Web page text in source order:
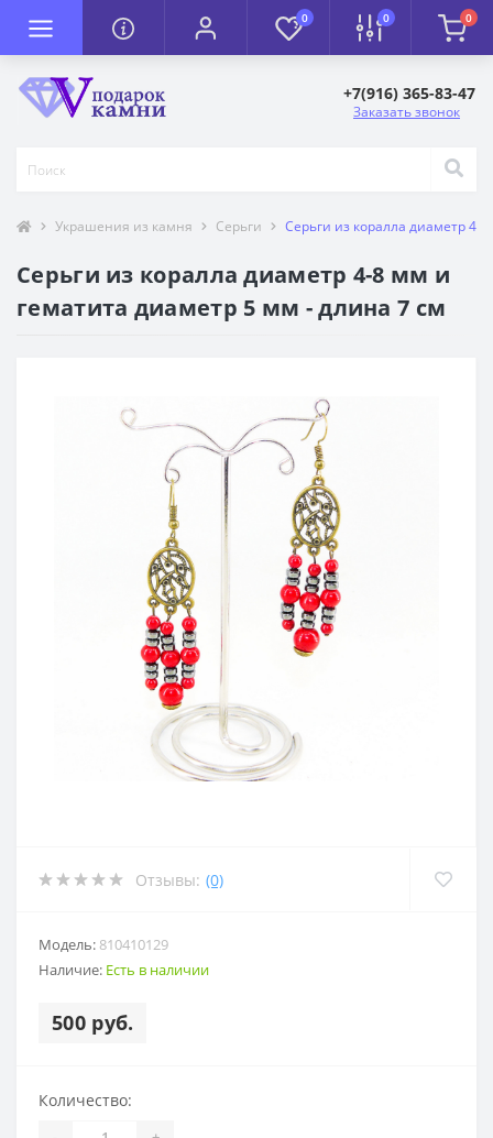
0 0 0
+7(916) 365-83-47
Заказать звонок
Украшения из камня Серьги Серьги из коралла диаметр 4-
Серьги из коралла диаметр 4-8 мм и
гематита диаметр 5 мм - длина 7 см
Отзывы: (0)
Модель: 810410129
Наличие: Есть в наличии
500 руб.
Количество: